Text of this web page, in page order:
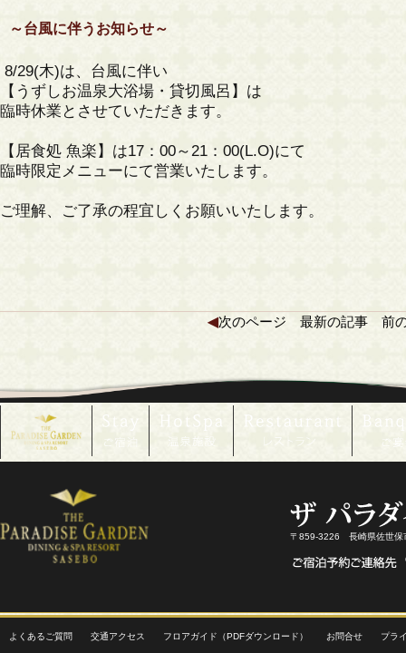
～台風に伴うお知らせ～
8/29(木)は、台風に伴い
【うずしお温泉大浴場・貸切風呂】は
臨時休業とさせていただきます。
【居食処 魚楽】は17：00～21：00(L.O)にて
臨時限定メニューにて営業いたします。
ご理解、ご了承の程宜しくお願いいたします。
◀次のページ 最新の記事 前
〒859-3226 長崎県佐世保
よくあるご質問 交通アクセス フロアガイド（PDFダウンロード） お問合せ プラ